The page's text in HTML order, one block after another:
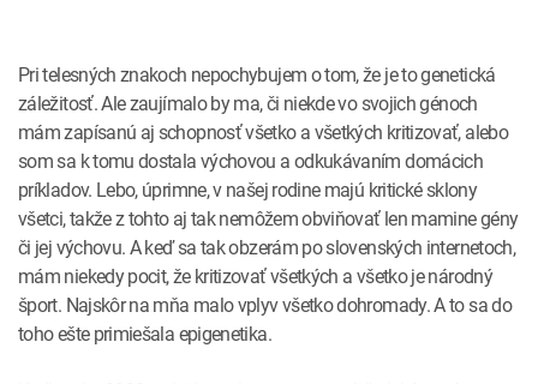
Pri telesných znakoch nepochybujem o tom, že je to genetická
záležitosť. Ale zaujímalo by ma, či niekde vo svojich génoch
mám zapísanú aj schopnosť všetko a všetkých kritizovať, alebo
som sa k tomu dostala výchovou a odkukávaním domácich
príkladov. Lebo, úprimne, v našej rodine majú kritické sklony
všetci, takže z tohto aj tak nemôžem obviňovať len mamine gény
či jej výchovu. A keď sa tak obzerám po slovenských internetoch,
mám niekedy pocit, že kritizovať všetkých a všetko je národný
šport. Najskôr na mňa malo vplyv všetko dohromady. A to sa do
toho ešte primiešala epigenetika.